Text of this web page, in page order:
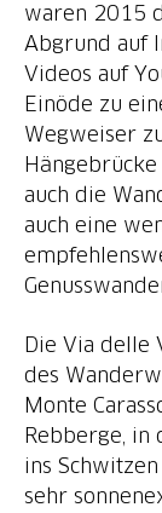
waren 2015
Abgrund auf
Videos auf
Einöde zu
Wegweiser
auch die
auch eine
Die Via delle
des
Monte
Rebberge, in
ins
sehr